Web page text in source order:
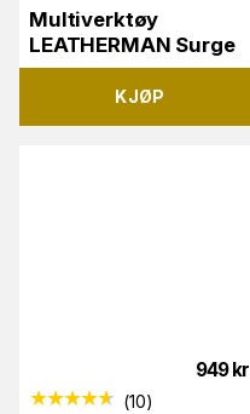
Multiverktøy
LEATHERMAN Surge
KJØP
949 kr
(10)